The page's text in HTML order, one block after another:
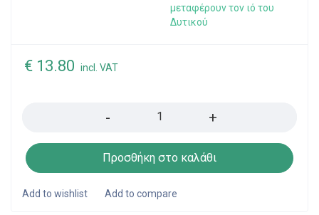
μεταφέρουν τον ιό του
Δυτικού
€ 13.80 incl. VAT
Προσθήκη στο καλάθι